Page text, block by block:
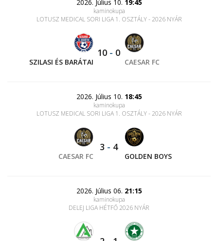
2026. Július 10. 19:45
kaminokupa
LOTUSZ MEDICAL SORI LIGA 1. OSZTÁLY - 2026 NYÁR
SZILASI ÉS BARÁTAI
10 - 0
CAESAR FC
2026. Július 10. 18:45
kaminokupa
LOTUSZ MEDICAL SORI LIGA 1. OSZTÁLY - 2026 NYÁR
CAESAR FC
3 - 4
GOLDEN BOYS
2026. Július 06. 21:15
kaminokupa
DELEJ LIGA HÉTFŐ 2026 NYÁR